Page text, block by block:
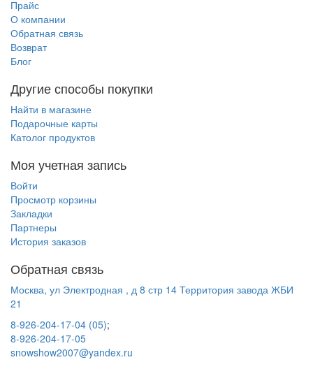
Прайс
О компании
Обратная связь
Возврат
Блог
Другие способы покупки
Найти в магазине
Подарочные карты
Католог продуктов
Моя учетная запись
Войти
Просмотр корзины
Закладки
Партнеры
История заказов
Обратная связь
Москва, ул Электродная , д 8 стр 14 Территория завода ЖБИ
21
8-926-204-17-04 (05);
8-926-204-17-05
snowshow2007@yandex.ru